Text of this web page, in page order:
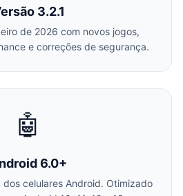
3.2.1
de 2026 com novos jogos,
e correções de segurança.
🤖
6.0+
celulares Android. Otimizado